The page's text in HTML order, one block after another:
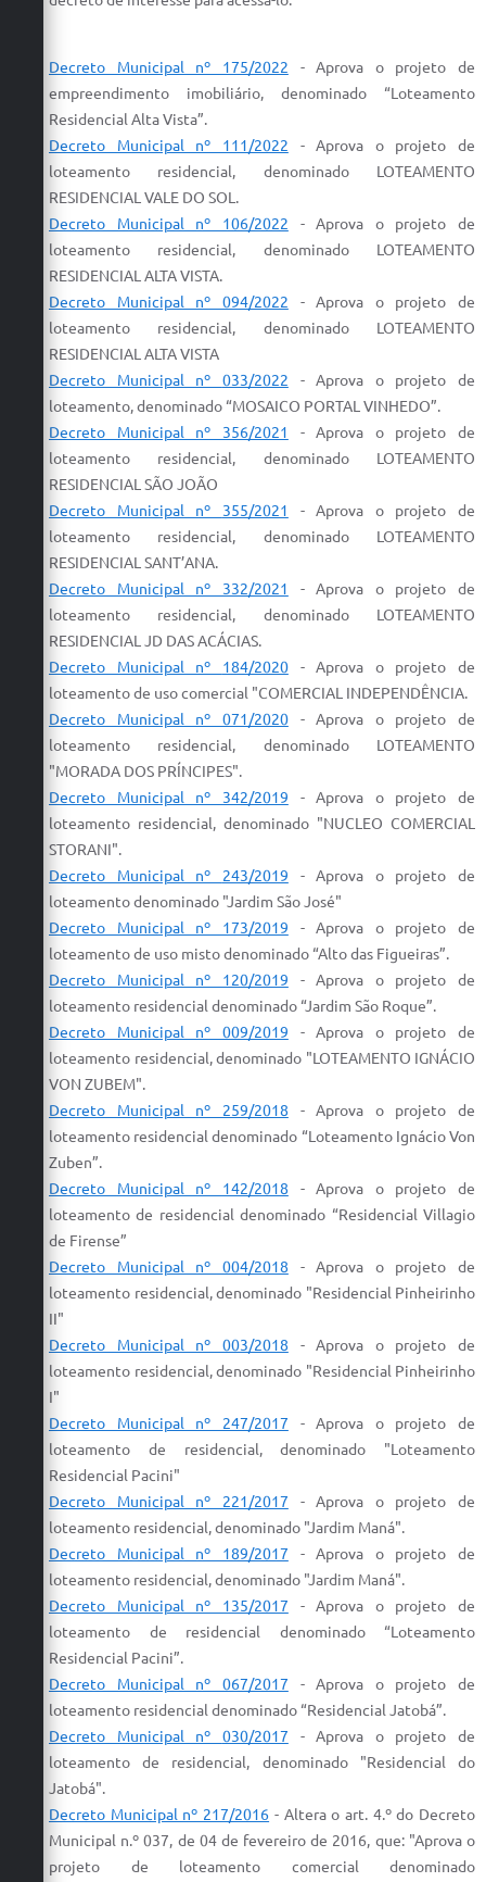
Convênios Terceiro Setor
Poupatempo
Fala.BR
Listagem dos CEPs de Vinhedo
Acesso à Informação
Contratos
Associação dos Servidores Públicos Municipais de
Audiências Públicas
Carta de Serviços
Arquivos para Download
Galeria de Vídeos
Contas Públicas
Legislação
Links Úteis
Serviços Online
Decreto Municipal nº 175/2022 -Aprova o projeto de
empreendimento imobiliário, denominado “Loteamento
Residencial Alta Vista”.
Decreto Municipal nº 111/2022 - Aprova o projeto de
loteamento residencial, denominado LOTEAMENTO
RESIDENCIAL VALE DO SOL.
Decreto Municipal nº 106/2022 -Aprova o projeto de
loteamento
residencial, denominado LOTEAMENTO
RESIDENCIAL ALTA VISTA.
Decreto Municipal nº 094/2022 -Aprova o projeto de
loteamento residencial, denominado LOTEAMENTO
RESIDENCIAL ALTA VISTA
Decreto Municipal nº 033/2022 -Aprova o projeto de
loteamento, denominado “MOSAICO PORTAL VINHEDO”.
Decreto Municipal nº 356/2021
-Aprova o projeto de
loteamento residencial, denominado LOTEAMENTO
RESIDENCIAL SÃO JOÃO
Decreto Municipal nº 355/2021 -Aprova o projeto de
loteamento residencial, denominado LOTEAMENTO
RESIDENCIAL SANT’ANA.
Decreto Municipal nº 332/2021
-Aprova o projeto de
loteamento residencial, denominado LOTEAMENTO
RESIDENCIAL JD DAS ACÁCIAS.
Decreto Municipal nº 184/2020-Aprova o projeto de
loteamentode uso comercial "COMERCIAL INDEPENDÊNCIA.
Decreto Municipal nº 071/2020-Aprova o projeto de
loteamento residencial, denominado LOTEAMENTO
"MORADA DOS PRÍNCIPES".
Decreto Municipal nº 342/2019 -Aprova o projeto de
loteamento residencial, denominado "NUCLEO COMERCIAL
STORANI".
Decreto Municipal nº 243/2019 -Aprova o projeto de
loteamentodenominado "Jardim São José"
Decreto Municipal nº 173/2019 - Aprova o projeto de
loteamento de uso misto denominado “Alto das Figueiras”.
Decreto Municipal nº 120/2019 - Aprova o projeto de
loteamento residencial denominado “Jardim São Roque”.
Decreto Municipal nº 009/2019 -Aprova o projeto de
loteamento residencial, denominado "LOTEAMENTO IGNÁCIO
VON ZUBEM".
Decreto Municipal nº 259/2018 - Aprova o projeto de
loteamento residencial denominado “Loteamento Ignácio Von
Zuben”.
Decreto Municipal nº 142/2018 - Aprova o projeto de
loteamento de residencial denominado “Residencial Villagio
de Firense”
Decreto Municipal nº 004/2018 -Aprova o projeto de
loteamento residencial, denominado "Residencial Pinheirinho
II"
Decreto Municipal nº 003/2018 -Aprova o projeto de
loteamento residencial, denominado "Residencial Pinheirinho
I"
Decreto Municipal nº 247/2017 -Aprova o projeto de
loteamento de residencial, denominado "Loteamento
Residencial Pacini"
Decreto Municipal nº 221/2017 -Aprova o projeto de
loteamento residencial, denominado "Jardim Maná".
Decreto Municipal nº 189/2017 -Aprova o projeto de
loteamento residencial, denominado "Jardim Maná".
Decreto Municipal nº 135/2017 - Aprova o projeto de
loteamento de residencial denominado “Loteamento
Residencial Pacini”.
Decreto Municipal nº 067/2017 - Aprova o projeto de
loteamento residencial denominado “Residencial Jatobá”.
Decreto Municipal nº 030/2017 -Aprova o projeto de
loteamento de residencial, denominado "Residencial do
Jatobá".
Decreto Municipal nº 217/2016 - Altera o art. 4.º do Decreto
Municipal n.º 037, de 04 de fevereiro de 2016, que: "Aprovao
projeto de loteamento comercial denominado